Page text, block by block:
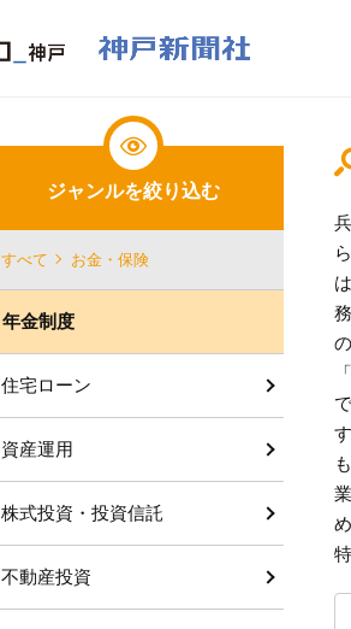
「
ジャンルを絞り込む
すべて お金・保険
年金制度
住宅ローン
資産運用
株式投資・投資信託
不動産投資